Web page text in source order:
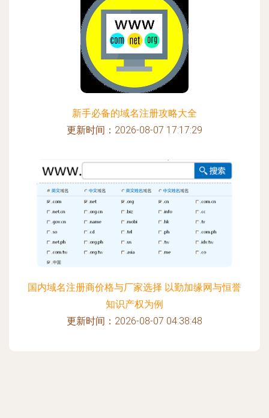
新手必备的域名注册攻略大全
更新时间：2026-08-07 17:17:29
国内域名注册商价格与厂家选择 以勤加缘网与恒誉
知识产权为例
更新时间：2026-08-07 04:38:48